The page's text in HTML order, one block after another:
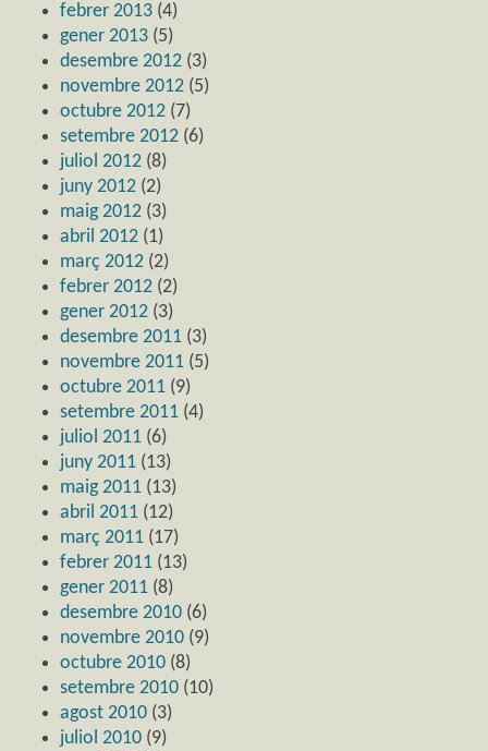
febrer 2013 (4)
gener 2013 (5)
desembre 2012 (3)
novembre 2012 (5)
octubre 2012 (7)
setembre 2012 (6)
juliol 2012 (8)
juny 2012 (2)
maig 2012 (3)
abril 2012 (1)
març 2012 (2)
febrer 2012 (2)
gener 2012 (3)
desembre 2011 (3)
novembre 2011 (5)
octubre 2011 (9)
setembre 2011 (4)
juliol 2011 (6)
juny 2011 (13)
maig 2011 (13)
abril 2011 (12)
març 2011 (17)
febrer 2011 (13)
gener 2011 (8)
desembre 2010 (6)
novembre 2010 (9)
octubre 2010 (8)
setembre 2010 (10)
agost 2010 (3)
juliol 2010 (9)